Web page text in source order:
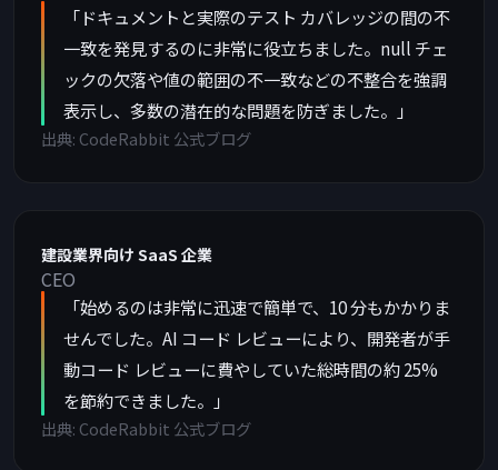
「ドキュメントと実際のテスト カバレッジの間の不
一致を発見するのに非常に役立ちました。null チェ
ックの欠落や値の範囲の不一致などの不整合を強調
表示し、多数の潜在的な問題を防ぎました。」
出典: CodeRabbit 公式ブログ
建設業界向け SaaS 企業
CEO
「始めるのは非常に迅速で簡単で、10 分もかかりま
せんでした。AI コード レビューにより、開発者が手
動コード レビューに費やしていた総時間の約 25%
を節約できました。」
出典: CodeRabbit 公式ブログ